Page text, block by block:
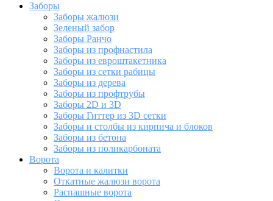
Заборы
Заборы жалюзи
Зеленый забор
Заборы Ранчо
Заборы из профнастила
Заборы из евроштакетника
Заборы из сетки рабицы
Заборы из дерева
Заборы из профтрубы
Заборы 2D и 3D
Заборы Гиттер из 3D сетки
Заборы и столбы из кирпича и блоков
Заборы из бетона
Заборы из поликарбоната
Ворота
Ворота и калитки
Откатные жалюзи ворота
Распашные ворота